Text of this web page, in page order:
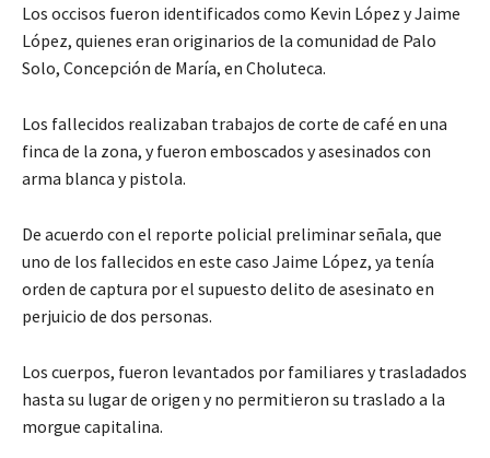
Los occisos fueron identificados como Kevin López y Jaime
López, quienes eran originarios de la comunidad de Palo
Solo, Concepción de María, en Choluteca.
Los fallecidos realizaban trabajos de corte de café en una
finca de la zona, y fueron emboscados y asesinados con
arma blanca y pistola.
De acuerdo con el reporte policial preliminar señala, que
uno de los fallecidos en este caso Jaime López, ya tenía
orden de captura por el supuesto delito de asesinato en
perjuicio de dos personas.
Los cuerpos, fueron levantados por familiares y trasladados
hasta su lugar de origen y no permitieron su traslado a la
morgue capitalina.